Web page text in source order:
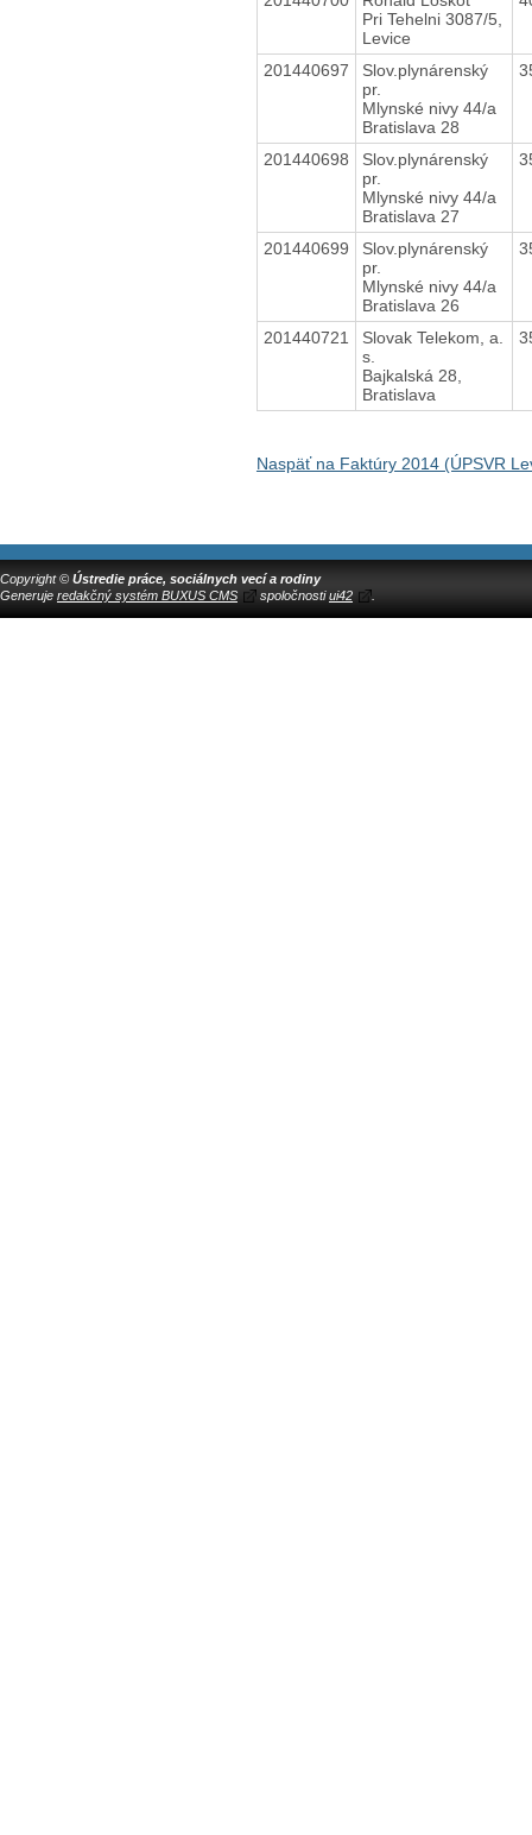
Pri Tehelni 3087/5,
Levice
201440697
Slov.plynárenský
pr.
Mlynské nivy 44/a
Bratislava 28
201440698
Slov.plynárenský
pr.
Mlynské nivy 44/a
Bratislava 27
201440699
Slov.plynárenský
pr.
Mlynské nivy 44/a
Bratislava 26
201440721
Slovak Telekom, a.
s.
Bajkalská 28,
Bratislava
Naspäť na Faktúry 2014 (ÚPSVR
Copyright © Ústredie práce, sociálnych vecí a rodiny
Generuje redakčný systém BUXUS CMS spoločnostiui42